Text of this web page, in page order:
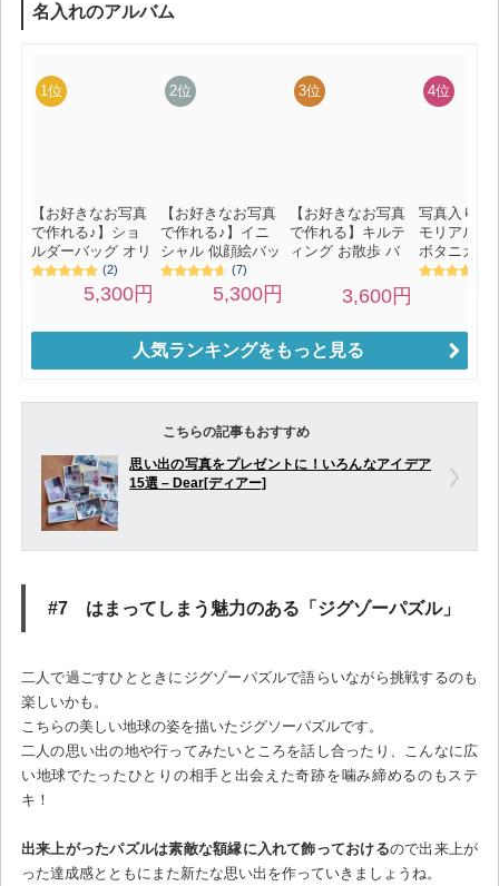
人気ランキングをもっと見る
こちらの記事もおすすめ
思い出の写真をプレゼントに！いろんなアイデア
15選 – Dear[ディアー]
#7 はまってしまう魅力のある「ジグゾーパズル」
二人で過ごすひとときにジグゾーパズルで語らいながら挑戦するのも
楽しいかも。
こちらの美しい地球の姿を描いたジグソーパズルです。
二人の思い出の地や行ってみたいところを話し合ったり、こんなに広
い地球でたったひとりの相手と出会えた奇跡を噛み締めるのもステ
キ！
出来上がったパズルは素敵な額縁に入れて飾っておけるので出来上が
った達成感とともにまた新たな思い出を作っていきましょうね。